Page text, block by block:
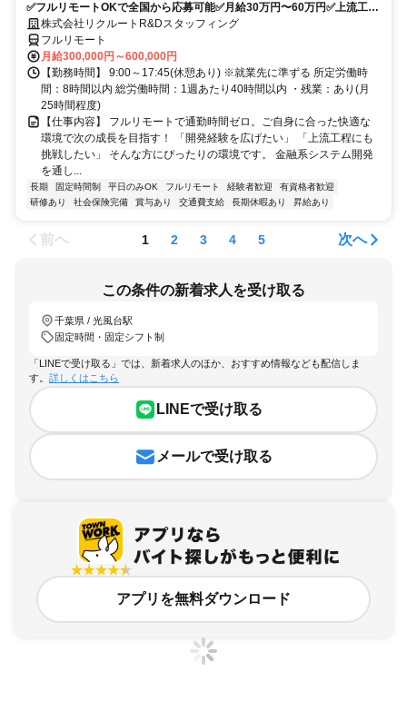
✅フルリモートOKで全国から応募可能✅月給30万円〜60万円✅上流工程
にも挑戦可能✅夏季・年末年始休暇あり✅週休2日制、年間休日120日
株式会社リクルートR&Dスタッフィング
フルリモート
月給300,000円～600,000円
【勤務時間】 9:00～17:45(休憩あり) ※就業先に準ずる 所定労働時
間：8時間以内 総労働時間：1週あたり40時間以内 ・残業：あり(月
25時間程度)
【仕事内容】 フルリモートで通勤時間ゼロ。ご自身に合った快適な
環境で次の成長を目指す！ 「開発経験を広げたい」 「上流工程にも
挑戦したい」 そんな方にぴったりの環境です。 金融系システム開発
を通し...
長期 固定時間制 平日のみOK フルリモート 経験者歓迎
有資格者歓迎
研修あり
社会保険完備 賞与あり 交通費支給 長期休暇あり 昇給あり
前へ 1 2 3 4 5 次へ
この条件の新着求人を受け取る
千葉県 / 光風台駅
固定時間・固定シフト制
「LINEで受け取る」では、新着求人のほか、おすすめ情報なども配信しま
す。 詳しくはこちら
LINEで受け取る
メールで受け取る
アプリを無料ダウンロード